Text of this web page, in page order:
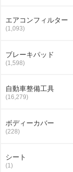
エアコンフィルター
(1,093)
ブレーキパッド
(1,598)
自動車整備工具
(16,279)
ボディーカバー
(228)
シート
(1)